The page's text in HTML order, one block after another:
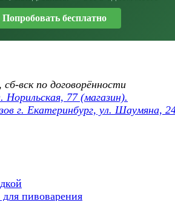
Попробовать бесплатно
вск по договорённости
Норильская, 77 (магазин).
г. Екатеринбург, ул. Шаумяна,
пивоварения